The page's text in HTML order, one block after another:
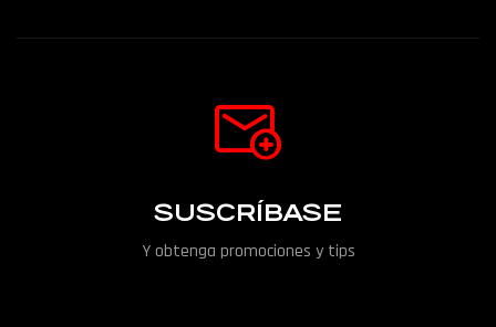
SUSCRÍBASE
Y obtenga promociones y tips